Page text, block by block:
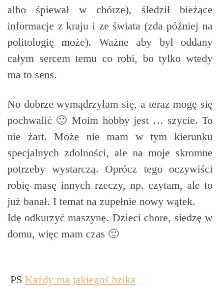
albo śpiewał w chórze), śledził bieżące
informacje z kraju i ze świata (zda później na
politologię może). Ważne aby był oddany
całym sercem temu co robi, bo tylko wtedy
ma to sens.
No dobrze wymądrzyłam się, a teraz mogę się
pochwalić 🙂 Moim hobby jest … szycie. To
nie żart. Może nie mam w tym kierunku
specjalnych zdolności, ale na moje skromne
potrzeby wystarczą. Oprócz tego oczywiści
robię masę innych rzeczy, np. czytam, ale to
już banał. I temat na zupełnie nowy wątek.
Idę odkurzyć maszynę. Dzieci chore, siedzę w
domu, więc mam czas 🙂
PS Każdy ma jakiegoś bzika